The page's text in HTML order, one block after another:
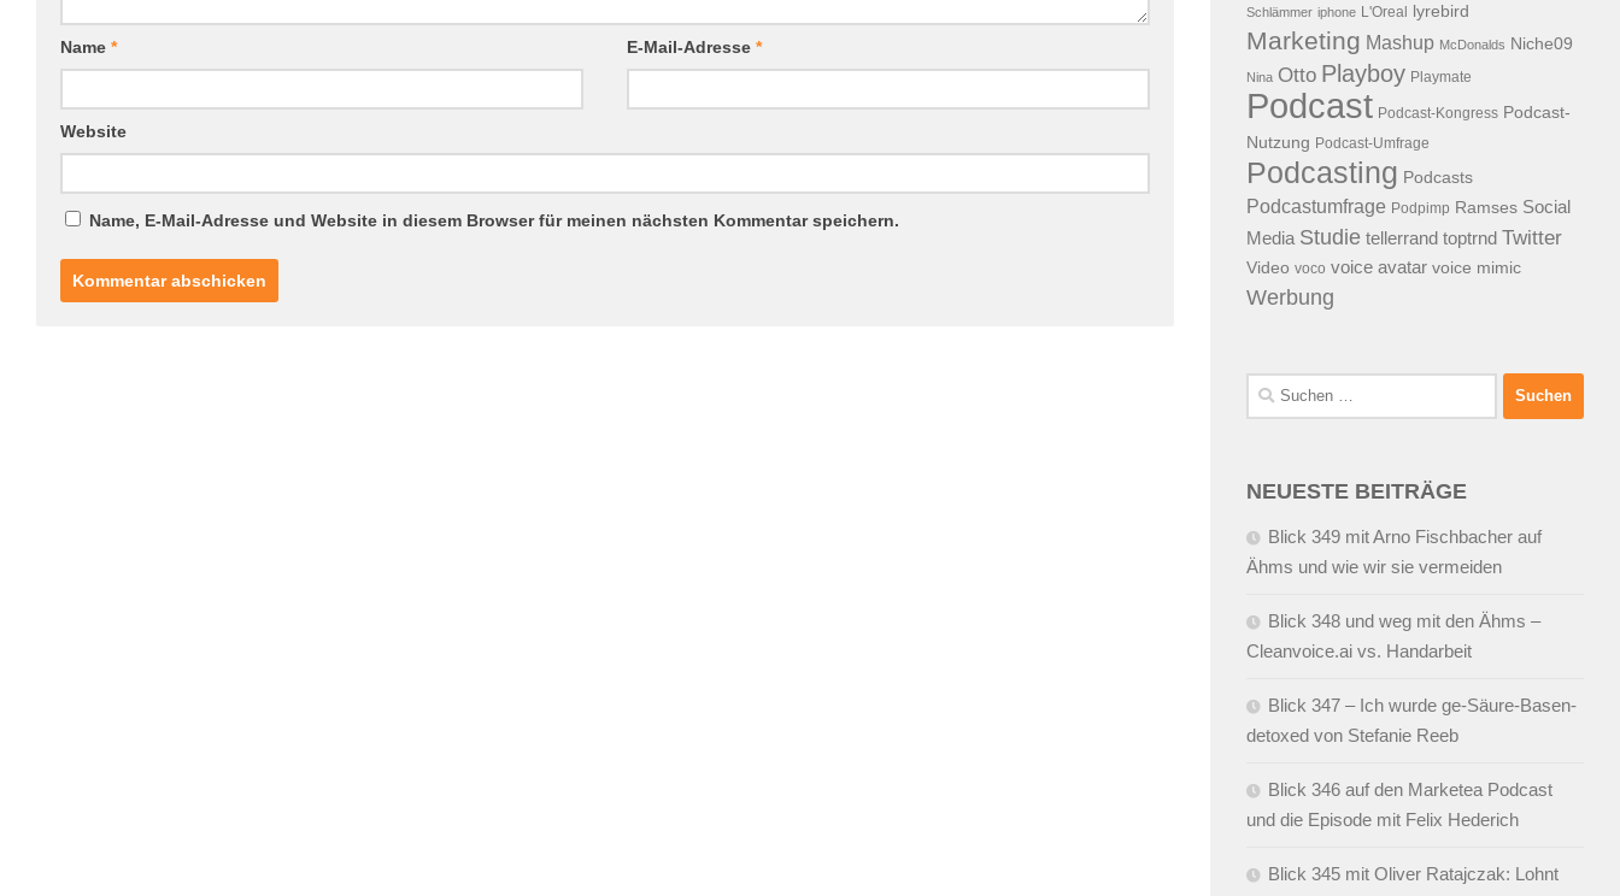
Name * E-Mail-Adresse*
Website
Name, E-Mail-Adresse und Website in diesem Browser für meinen nächsten Kommentar speichern.
Schlämmer iphone L'Oreal lyrebird
Marketing Mashup McDonalds Niche09
Nina Otto Playboy Playmate
Podcast Podcast-Kongress Podcast-
Nutzung Podcast-Umfrage
Podcasting Podcasts
Podcastumfrage Podpimp Ramses Social
Media Studie tellerrand toptrnd Twitter
Video voco voice avatar voice mimic
Werbung
Suchen
nach:
NEUESTE BEITRÄGE
Blick 349 mit Arno Fischbacher auf
Ähms und wie wir sie vermeiden
Blick 348 und weg mit den Ähms –
Cleanvoice.ai vs. Handarbeit
Blick 347 – Ich wurde ge-Säure-Basen-
detoxed von Stefanie Reeb
Blick 346 auf den Marketea Podcast
und die Episode mit Felix Hederich
Blick 345 mit Oliver Ratajczak: Lohnt